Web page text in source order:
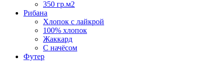
350 гр.м2
Рибана
Хлопок с лайкрой
100% хлопок
Жаккард
С начёсом
Футер